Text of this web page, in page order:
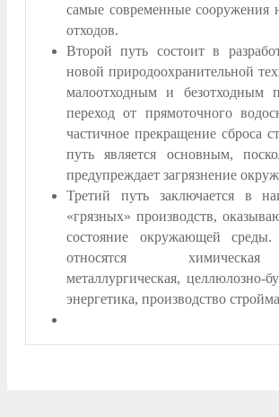
самые современные сооружения
отходов.
Второй путь состоит в
новой природоохранительной
малоотходным и безотходным
переход от прямоточного
частичное прекращение сброса
путь является основным,
предупреждает загрязнение
Третий путь заключается в
«грязных» производств,
состояние окружающей
относятся
металлургическая,целлюлозно-
энергетика, производство